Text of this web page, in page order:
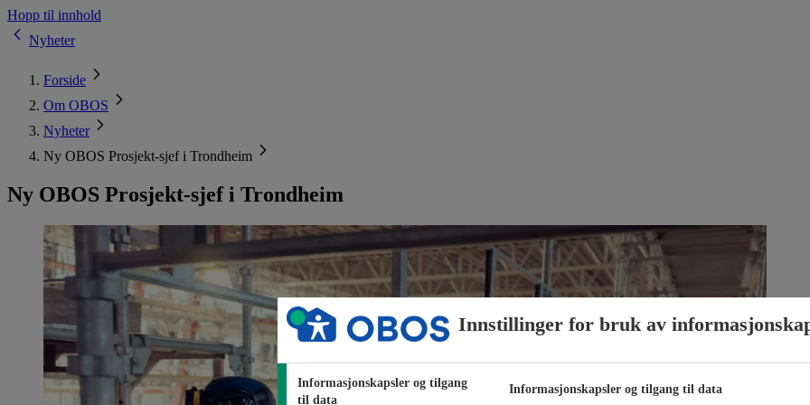
Hopp til innhold
Nyheter
Forside
Om OBOS
Nyheter
Ny OBOS Prosjekt-sjef i Trondheim
Ny OBOS Prosjekt-sjef i Trondheim
Innstillinger for bruk av
Informasjonskapsler og tilgang
til data
Informasjonskapsler og tilgang til data